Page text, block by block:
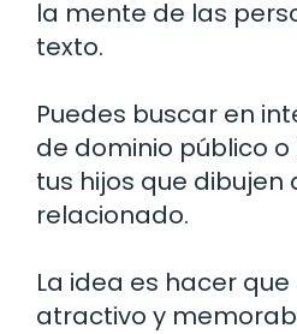
la mente de las
texto.
Puedes buscar en
de dominio público
tus hijos que dibujen
relacionado.
La idea es hacer
atractivo y